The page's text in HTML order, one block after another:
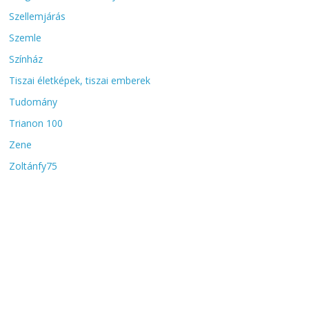
Szellemjárás
Szemle
Színház
Tiszai életképek, tiszai emberek
Tudomány
Trianon 100
Zene
Zoltánfy75